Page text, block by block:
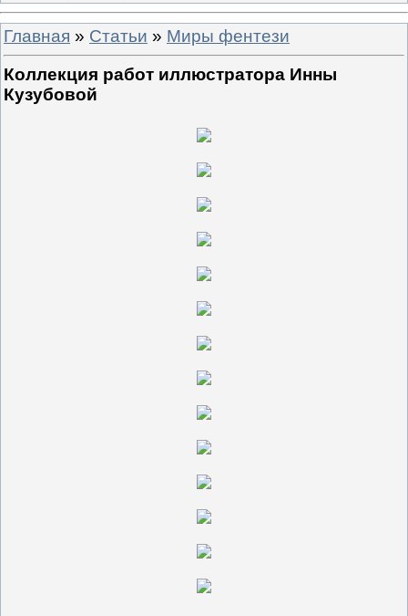
Главная » Статьи » Миры фентези
Коллекция работ иллюстратора Инны
Кузубовой